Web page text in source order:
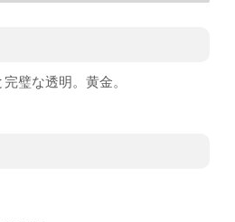
璧な透明。黄金。